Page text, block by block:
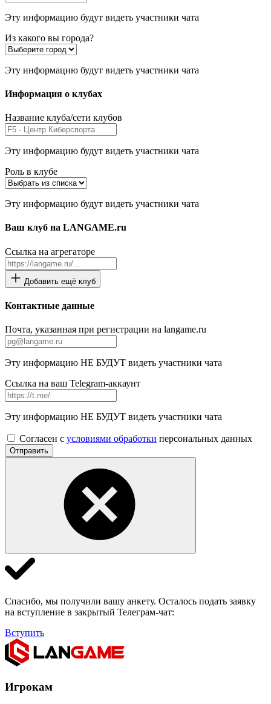
Эту информацию будут видеть участники чата
Из какого вы города?
Эту информацию будут видеть участники чата
Информация о клубах
Название клуба/сети клубов
Эту информацию будут видеть участники чата
Роль в клубе
Эту информацию будут видеть участники чата
Ваш клуб на LANGAME.ru
Ссылка на агрегаторе
Добавить ещё клуб
Контактные данные
Почта, указанная при регистрации на langame.ru
Эту информацию НЕ БУДУТ видеть участники чата
Ссылка на ваш Telegram-аккаунт
Эту информацию НЕ БУДУТ видеть участники чата
Согласен с условиями обработки персональных данных
Отправить
Спасибо, мы получили вашу анкету. Осталось подать заявку
на вступление в закрытый Телеграм-чат:
Вступить
Игрокам